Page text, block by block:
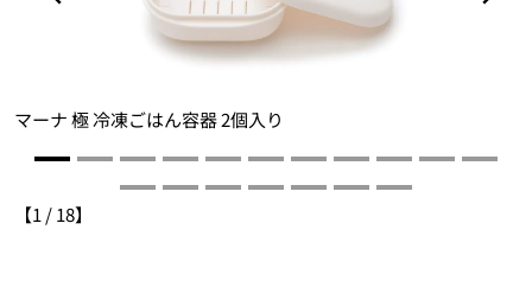
マーナ 極 冷凍ごはん容器 2個入り
【1 /18】